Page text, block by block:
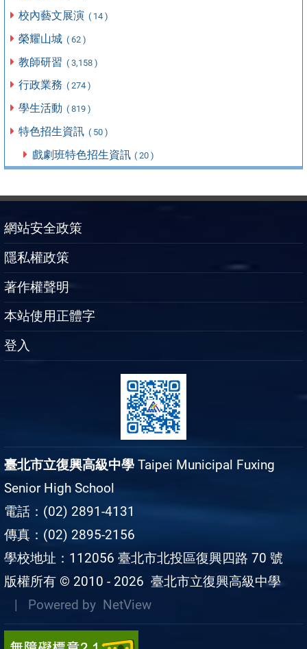
校內藝文展演 ( 14 )
榮耀山城 ( 62 )
教師研習 ( 3,158 )
行政業務 ( 274 )
學生活動 ( 819 )
特色招生資訊 ( 50 )
戲劇班特色招生資訊 ( 20 )
網站安全政策
隱私權政策
著作權聲明
本站使用正體字
登入
臺北市立復興高級中學 Taipei Municipal Fuxing
Senior High School
電話：(02) 2891-4131
傳真：(02) 2895-2156
學校地址：112056 臺北市北投區復興四路 70 號
版權所有 © 2010 - 2026 臺北市立復興高級中學
| Powered by NetView